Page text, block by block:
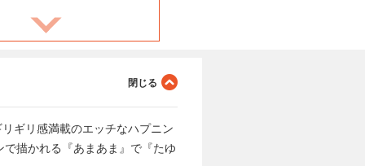
ギリ感満載のエッチなハプニン
描かれる『あまあま』で『たゆ